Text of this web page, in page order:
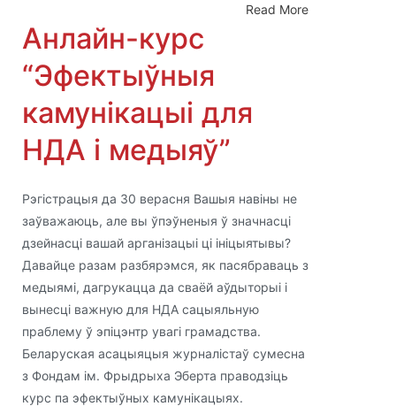
Read More
Анлайн-курс
“Эфектыўныя
камунікацыі для
НДА і медыяў”
Рэгістрацыя да 30 верасня Вашыя навіны не
заўважаюць, але вы ўпэўненыя ў значнасці
дзейнасці вашай арганізацыі ці ініцыятывы?
Давайце разам разбярэмся, як пасябраваць з
медыямі, дагрукацца да сваёй аўдыторыі і
вынесці важную для НДА сацыяльную
праблему ў эпіцэнтр увагі грамадства.
Беларуская асацыяцыя журналістаў сумесна
з Фондам ім. Фрыдрыха Эберта праводзіць
курс па эфектыўных камунікацыях.